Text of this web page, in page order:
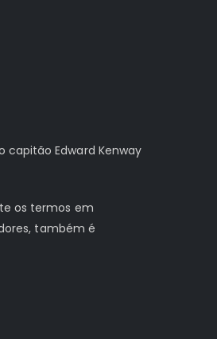
capitão Edward Kenway
os termos em
também é